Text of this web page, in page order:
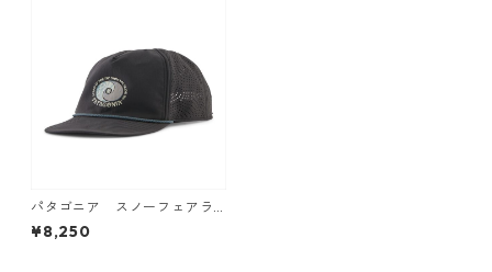
パタゴニア スノーフェアラ
ー・キャップ カラー Snowst
itcher Drift: Ink Black Snowf
¥8,250